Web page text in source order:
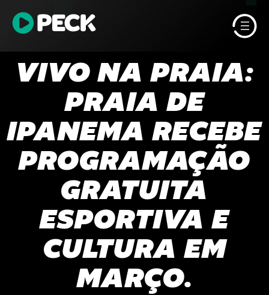
para
conteúdo
VIVO NA PRAIA:
PRAIA DE
IPANEMA RECEBE
PROGRAMAÇÃO
GRATUITA
ESPORTIVA E
CULTURA EM
MARÇO.